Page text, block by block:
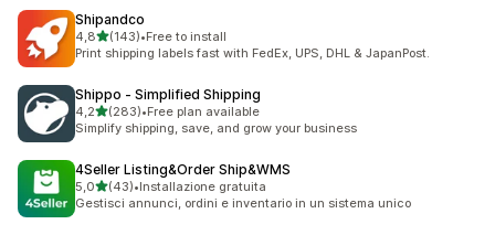
Shipandco
4,8stelle su 5
(143)
143 recensioni totali
•Free to install
Print shipping labels fast with FedEx, UPS, DHL & JapanPost.
Shippo ‑ Simplified Shipping
4,2stelle su 5
(283)
283 recensioni totali
•Free plan available
Simplify shipping, save, and grow your business
4Seller Listing&Order Ship&WMS
5,0stelle su 5
(43)
43 recensioni totali
•Installazione gratuita
Gestisci annunci, ordini e inventario in un sistema unico